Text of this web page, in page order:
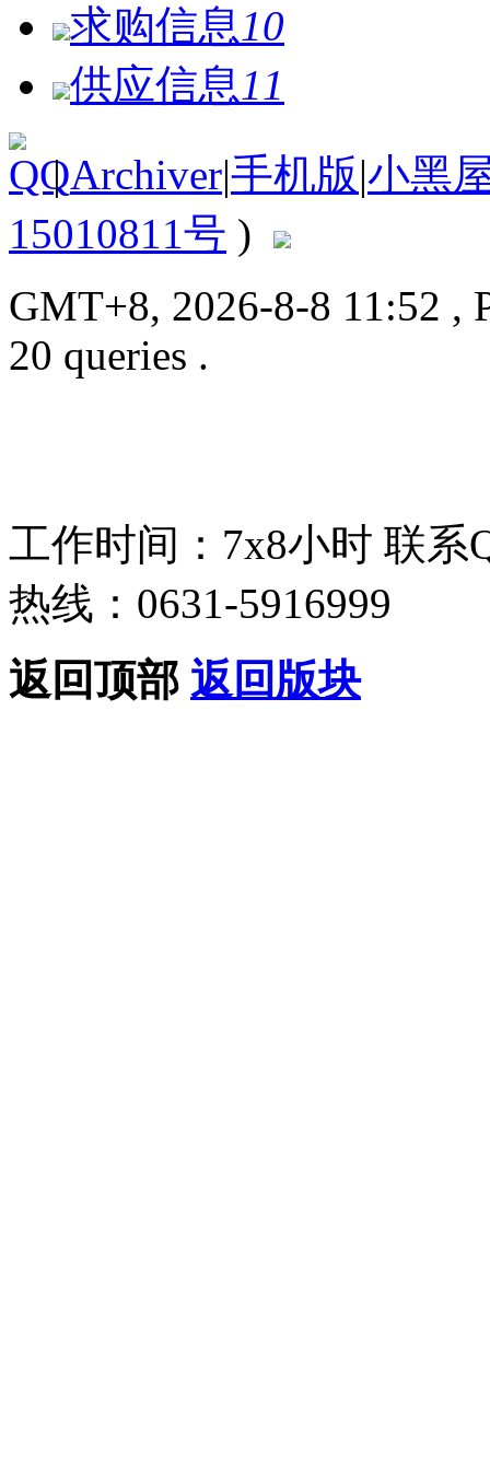
求购信息 10
供应信息 11
| Archiver|手机版|小黑
15010811号 )
GMT+8, 2026-8-8 11:52 ,
20 queries .
工作时间：7x8小时 联系
热线：0631-5916999
返回顶部 返回版块